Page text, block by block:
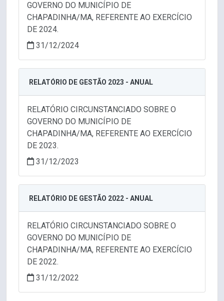
GOVERNO DO MUNICÍPIO DE
CHAPADINHA/MA, REFERENTE AO EXERCÍCIO
DE 2024.
31/12/2024
RELATÓRIO DE GESTÃO 2023 - ANUAL
RELATÓRIO CIRCUNSTANCIADO SOBRE O
GOVERNO DO MUNICÍPIO DE
CHAPADINHA/MA, REFERENTE AO EXERCÍCIO
DE 2023.
31/12/2023
RELATÓRIO DE GESTÃO 2022 - ANUAL
RELATÓRIO CIRCUNSTANCIADO SOBRE O
GOVERNO DO MUNICÍPIO DE
CHAPADINHA/MA, REFERENTE AO EXERCÍCIO
DE 2022.
31/12/2022